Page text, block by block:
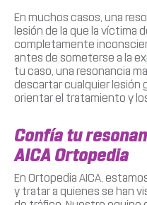
En muchos casos, una
lesión de la que la víctima
completamente
antes de someterse a la
tu caso, una resonancia
descartar cualquier lesión
orientar el tratamiento y
Confía tu
AICA Ortopedia
En Ortopedia AICA,
y tratar a quienes se han